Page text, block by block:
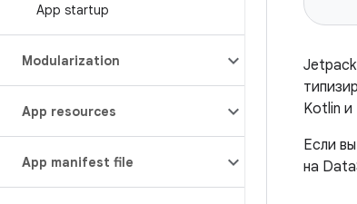
App startup
Modularization
App resources
App manifest file
Kotlin и
Если
на